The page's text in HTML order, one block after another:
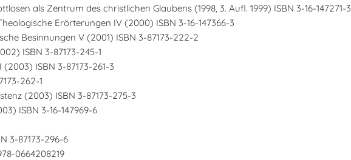
als Zentrum des christlichen Glaubens (1998, 3. Aufl. 1999) ISBN 3-16-147271-3
Erörterungen IV (2000) ISBN 3-16-147366-3
Besinnungen V (2001) ISBN 3-87173-222-2
ISBN 3-87173-245-1
ISBN 3-87173-261-3
262-1
(2003) ISBN 3-87173-275-3
ISBN 3-16-147969-6
3-87173-296-6
0664208219